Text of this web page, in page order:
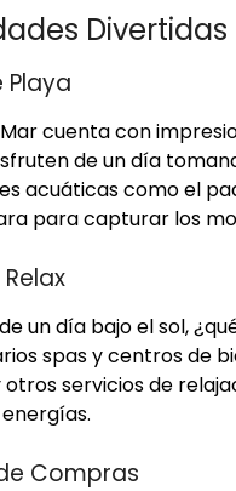
Divertidas
Playa
cuenta con
de un día
acuáticas como el
para capturar los
un día bajo el sol,
spas y centros de
otros servicios de
Compras